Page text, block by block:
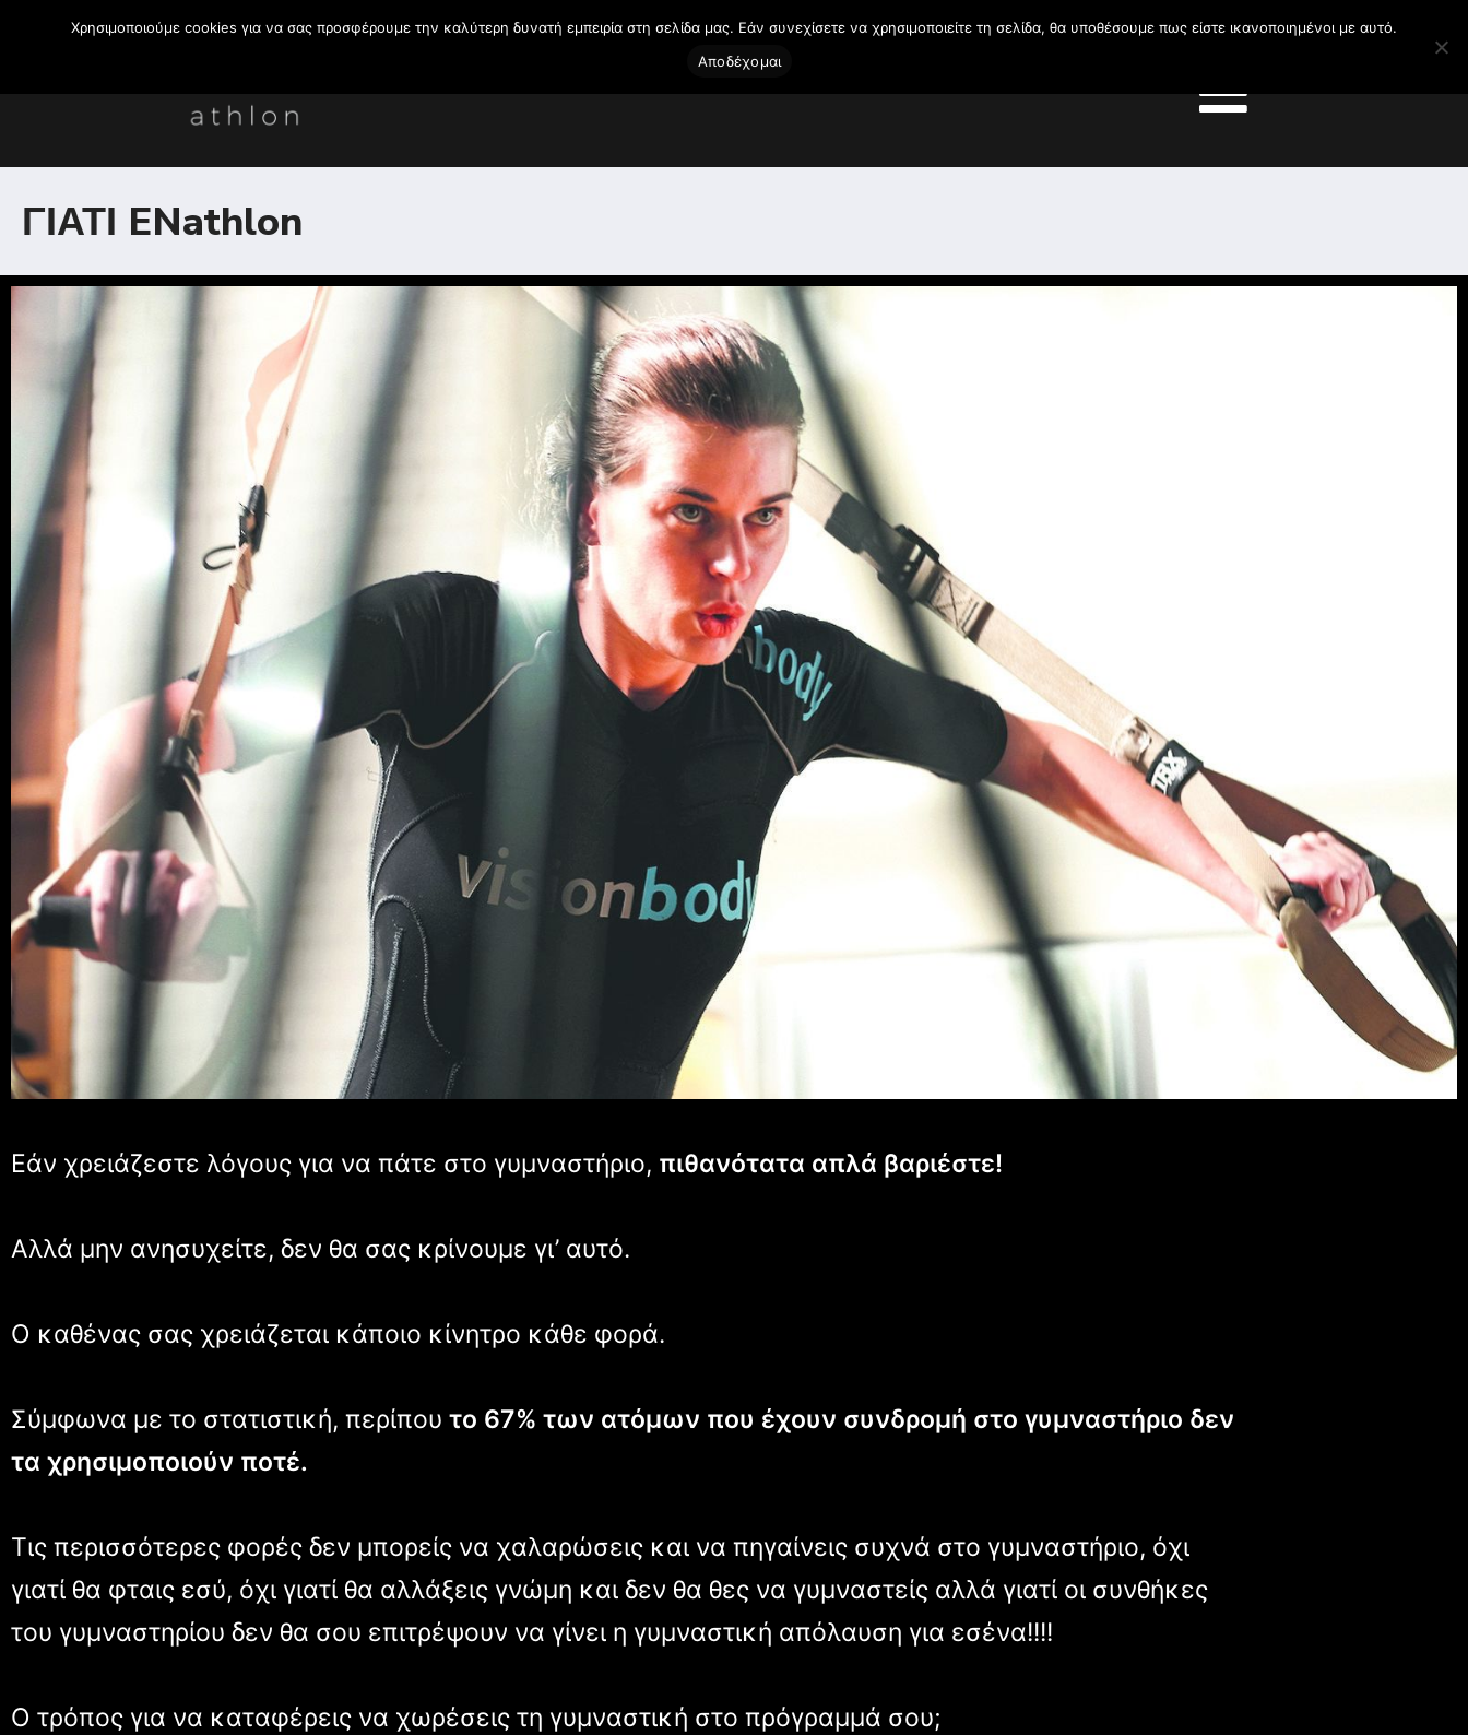
ΓΙΑΤΙ ENathlon
Εάν χρειάζεστε λόγους για να πάτε στο γυμναστήριο, πιθανότατα απλά βαριέστε!
Αλλά μην ανησυχείτε, δεν θα σας κρίνουμε γι’ αυτό.
Ο καθένας σας χρειάζεται κάποιο κίνητρο κάθε φορά.
Σύμφωνα με το στατιστική, περίπου το 67% των ατόμων που έχουν συνδρομή στο γυμναστήριο δεν
τα χρησιμοποιούν ποτέ.
Τις περισσότερες φορές δεν μπορείς να χαλαρώσεις και να πηγαίνεις συχνά στο γυμναστήριο, όχι
γιατί θα φταις εσύ, όχι γιατί θα αλλάξεις γνώμη και δεν θα θες να γυμναστείς αλλά γιατί οι συνθήκες
του γυμναστηρίου δεν θα σου επιτρέψουν να γίνει η γυμναστική απόλαυση για εσένα!!!!
O τρόπος για να καταφέρεις να χωρέσεις τη γυμναστική στο πρόγραμμά σου;
Χρησιμοποιούμε cookies για να σας προσφέρουμε την καλύτερη δυνατή εμπειρία στη σελίδα μας. Εάν συνεχίσετε να χρησιμοποιείτε τη σελίδα, θα υποθέσουμε πως είστε ικανοποιημένοι με αυτό.
Αποδέχομαι